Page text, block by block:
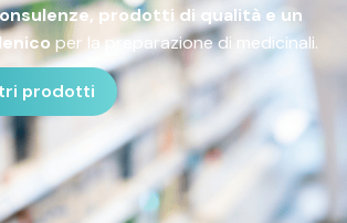
prodotti di qualità e un
per la preparazione di medicinali.
prodotti